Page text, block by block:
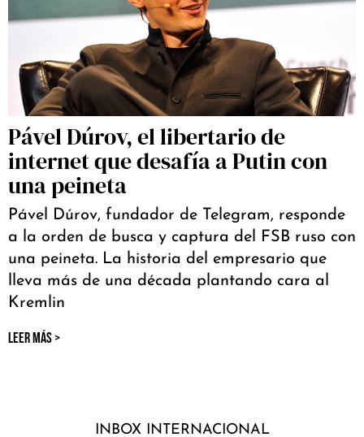
Pável Dúrov, el libertario de
internet que desafía a Putin con
una peineta
Pável Dúrov, fundador de Telegram, responde
a la orden de busca y captura del FSB ruso con
una peineta. La historia del empresario que
lleva más de una década plantando cara al
Kremlin
LEER MÁS >
INBOX INTERNACIONAL